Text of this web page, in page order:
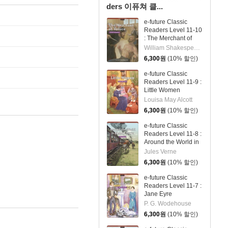
ders 이퓨쳐 클...
e-future Classic
Readers Level 11-10
: The Merchant of
Venice
William Shakespeare
6,300원 (10% 할인)
e-future Classic
Readers Level 11-9 :
Little Women
Louisa May Alcott
6,300원 (10% 할인)
e-future Classic
Readers Level 11-8 :
Around the World in
Eighty days
Jules Verne
6,300원 (10% 할인)
e-future Classic
Readers Level 11-7 :
Jane Eyre
P. G. Wodehouse
6,300원 (10% 할인)